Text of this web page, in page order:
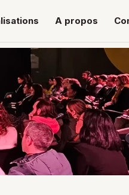
A propos